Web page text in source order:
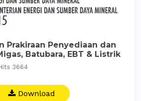
Prakiraan Penyediaan dan
Batubara, EBT & Listrik
3664
Download